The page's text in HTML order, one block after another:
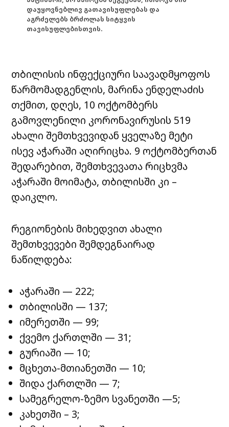
დაუყოვნებლივ გათავისუფლებას და
აგრძელებს ბრძოლას სიტყვის
თავისუფლებისთვის.
თბილისის ინფექციური საავადმყოფოს
წარმომადგენლის, მარინა ენდელაძის
თქმით, დღეს, 10 ოქტომბერს
გამოვლენილი კორონავირუსის 519
ახალი შემთხვევიდან ყველაზე მეტი
ისევ აჭარაში აღირიცხა. 9 ოქტომბერთან
შედარებით, შემთხვევათა რიცხვმა
აჭარაში მოიმატა, თბილისში კი –
დაიკლო.
რეგიონების მიხედვით ახალი
შემთხვევები შემდეგნაირად
ნაწილდება:
აჭარაში — 222;
თბილისში — 137;
იმერეთში — 99;
ქვემო ქართლში — 31;
გურიაში — 10;
მცხეთა-მთიანეთში — 10;
შიდა ქართლში — 7;
სამეგრელო-ზემო სვანეთში —5;
კახეთში – 3;